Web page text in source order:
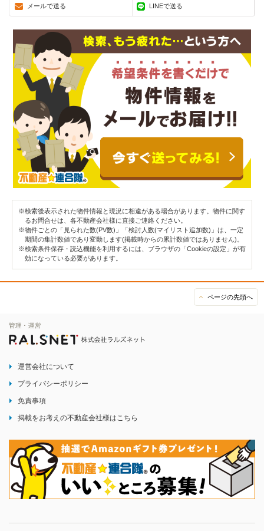
メールで送る LINEで送る
※検索後表示された物件情報と現況に相違がある場合があります。物件に関す
るお問合せは、各不動産会社様に直接ご連絡ください。
※物件ごとの「見られた数(PV数)」「検討人数(マイリスト追加数)」は、一定
期間の集計数値であり変動します(掲載時からの累計数値ではありません)。
※検索条件保存・読込機能を利用するには、ブラウザの「Cookieの設定」が有
効になっている必要があります。
ページの先頭へ
運営会社について
プライバシーポリシー
免責事項
掲載をお考えの不動産会社様はこちら